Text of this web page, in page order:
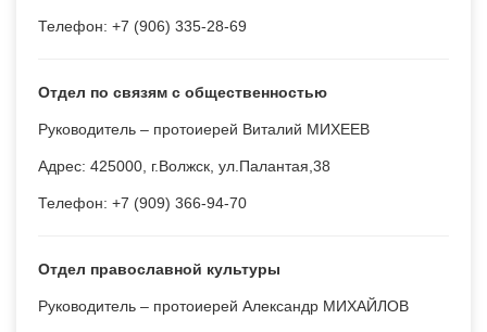
Телефон: +7 (906) 335-28-69
Отдел по связям с общественностью
Руководитель – протоиерей Виталий МИХЕЕВ
Адрес: 425000, г.Волжск, ул.Палантая,38
Телефон: +7 (909) 366-94-70
Отдел православной культуры
Руководитель – протоиерей Александр МИХАЙЛОВ